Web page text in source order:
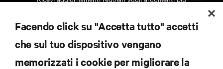
data center e infrastrutture.
ISCRIVITI SUBITO
Facendo click su "Accetta tutto" accetti
che sul tuo dispositivo vengano
memorizzati i cookie per migliorare la